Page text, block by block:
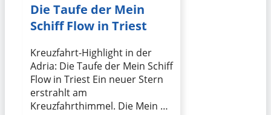
Die Taufe der Mein
Schiff Flow in Triest
Kreuzfahrt-Highlight in der
Adria: Die Taufe der Mein Schiff
Flow in Triest Ein neuer Stern
erstrahlt am
Kreuzfahrthimmel. Die Mein …